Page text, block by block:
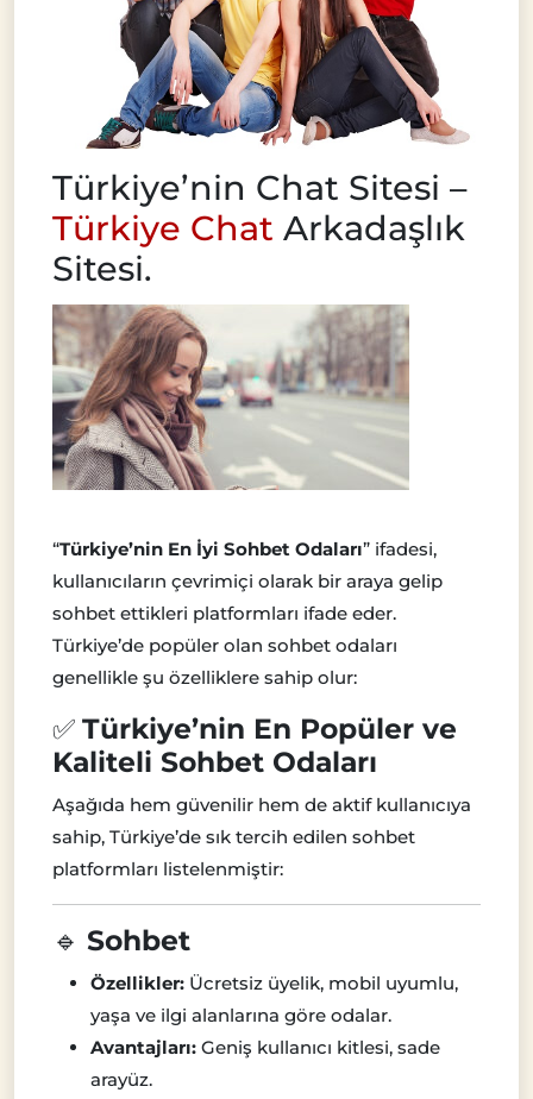
Türkiye’nin Chat Sitesi –
Türkiye Chat Arkadaşlık
Sitesi.
“Türkiye’nin En İyi Sohbet Odaları” ifadesi,
kullanıcıların çevrimiçi olarak bir araya gelip
sohbet ettikleri platformları ifade eder.
Türkiye’de popüler olan sohbet odaları
genellikle şu özelliklere sahip olur:
✅ Türkiye’nin En Popüler ve
Kaliteli Sohbet Odaları
Aşağıda hem güvenilir hem de aktif kullanıcıya
sahip, Türkiye’de sık tercih edilen sohbet
platformları listelenmiştir:
🔹 Sohbet
Özellikler: Ücretsiz üyelik, mobil uyumlu,
yaşa ve ilgi alanlarına göre odalar.
Avantajları: Geniş kullanıcı kitlesi, sade
arayüz.